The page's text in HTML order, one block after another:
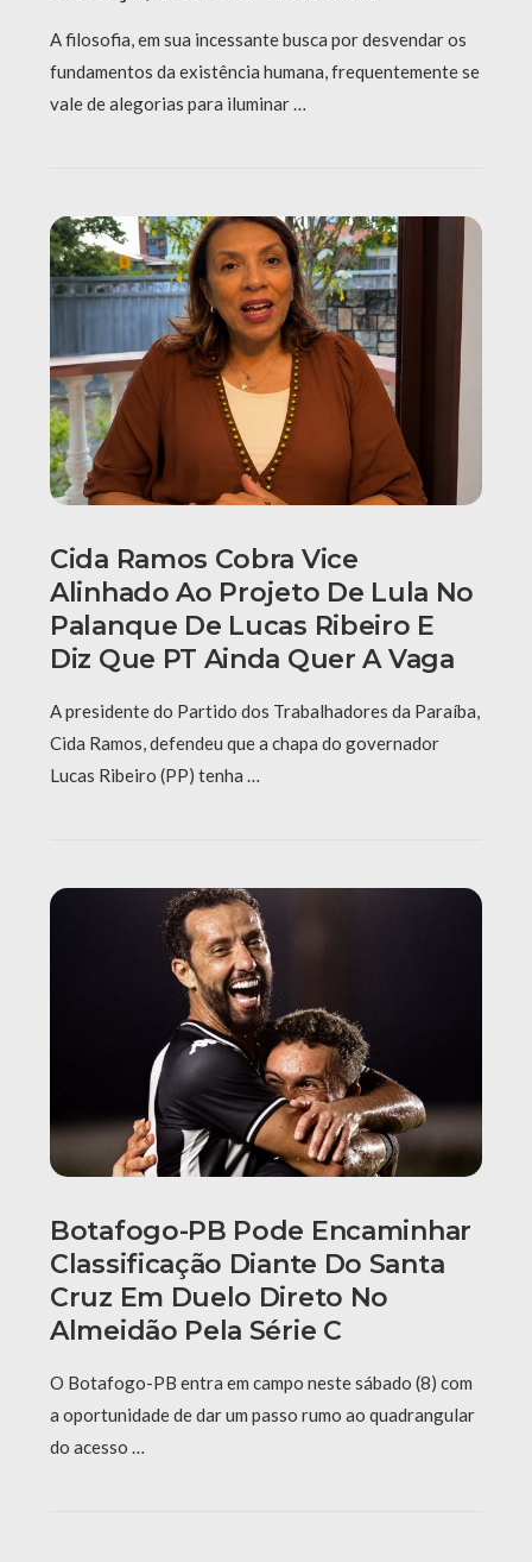
A filosofia, em sua incessante busca por desvendar os
fundamentos da existência humana, frequentemente se
vale de alegorias para iluminar …
Cida Ramos Cobra Vice
Alinhado Ao Projeto De Lula No
Palanque De Lucas Ribeiro E
Diz Que PT Ainda Quer A Vaga
A presidente do Partido dos Trabalhadores da Paraíba,
Cida Ramos, defendeu que a chapa do governador
Lucas Ribeiro (PP) tenha …
Botafogo-PB Pode Encaminhar
Classificação Diante Do Santa
Cruz Em Duelo Direto No
Almeidão Pela Série C
O Botafogo-PB entra em campo neste sábado (8) com
a oportunidade de dar um passo rumo ao quadrangular
do acesso …